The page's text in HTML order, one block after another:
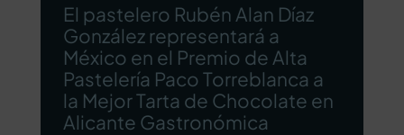
El pastelero Rubén Alan Díaz
González representará a
México en el Premio de Alta
Pastelería Paco Torreblanca a
la Mejor Tarta de Chocolate en
Alicante Gastronómica